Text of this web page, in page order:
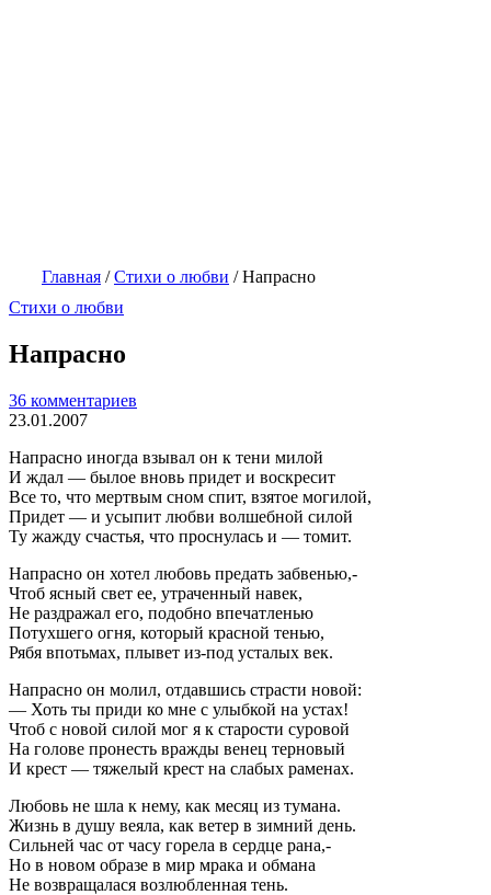
Главная /Стихи о любви /Напрасно
Стихи о любви
Напрасно
36 комментариев
23.01.2007
Напрасно иногда взывал он к тени милой
И ждал — былое вновь придет и воскресит
Все то, что мертвым сном спит, взятое могилой,
Придет — и усыпит любви волшебной силой
Ту жажду счастья, что проснулась и — томит.
Напрасно он хотел любовь предать забвенью,-
Чтоб ясный свет ее, утраченный навек,
Не раздражал его, подобно впечатленью
Потухшего огня, который красной тенью,
Рябя впотьмах, плывет из-под усталых век.
Напрасно он молил, отдавшись страсти новой:
— Хоть ты приди ко мне с улыбкой на устах!
Чтоб с новой силой мог я к старости суровой
На голове пронесть вражды венец терновый
И крест — тяжелый крест на слабых раменах.
Любовь не шла к нему, как месяц из тумана.
Жизнь в душу веяла, как ветер в зимний день.
Сильней час от часу горела в сердце рана,-
Но в новом образе в мир мрака и обмана
Не возвращалася возлюбленная тень.